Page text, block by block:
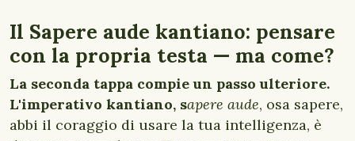
Il Sapere aude kantiano: pensare
con la propria testa — ma come?
La seconda tappa compie un passo ulteriore.
L'imperativo kantiano, sapere aude, osa sapere,
abbi il coraggio di usare la tua intelligenza, è